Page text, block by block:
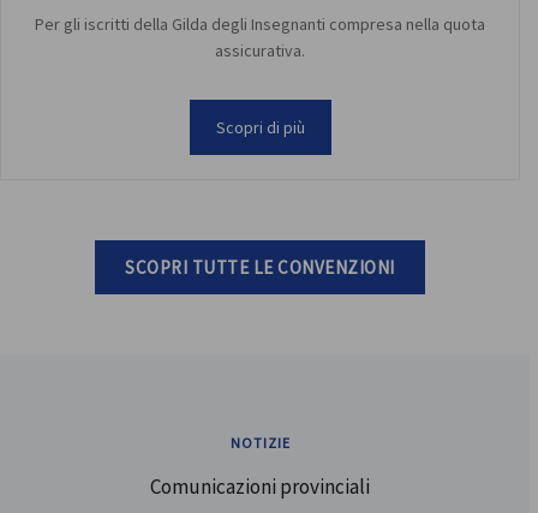
Per gli iscritti della Gilda degli Insegnanti compresa nella quota
assicurativa.
Scopri di più
SCOPRI TUTTE LE CONVENZIONI
NOTIZIE
Comunicazioni provinciali